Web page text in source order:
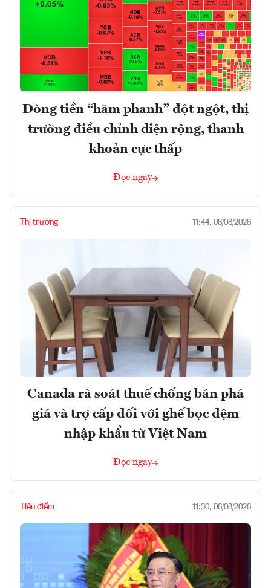
Dòng tiền “hãm phanh” đột ngột, thị
trường điều chỉnh diện rộng, thanh
khoản cực thấp
Đọc ngay
Thị trường 11:44, 06/08/2026
Canada rà soát thuế chống bán phá
giá và trợ cấp đối với ghế bọc đệm
nhập khẩu từ Việt Nam
Đọc ngay
Tiêu điểm 11:30, 06/08/2026